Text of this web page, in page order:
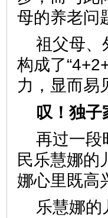
母的养老
祖父母、
构成了
力，显而
叹！独
再过一段
民乐慧娜的
娜心里既
乐慧娜的